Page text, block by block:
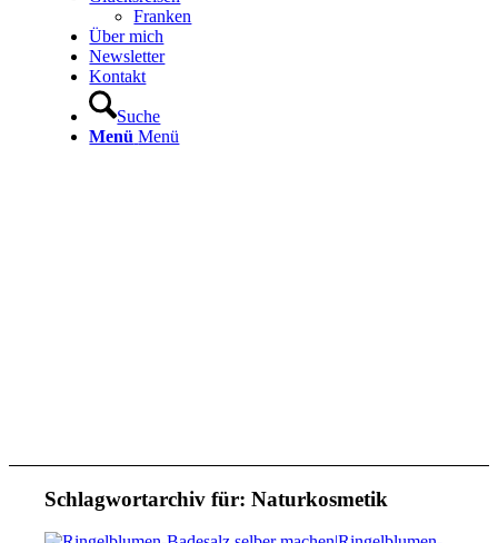
Franken
Über mich
Newsletter
Kontakt
Suche
Menü Menü
Schlagwortarchiv für:Naturkosmetik